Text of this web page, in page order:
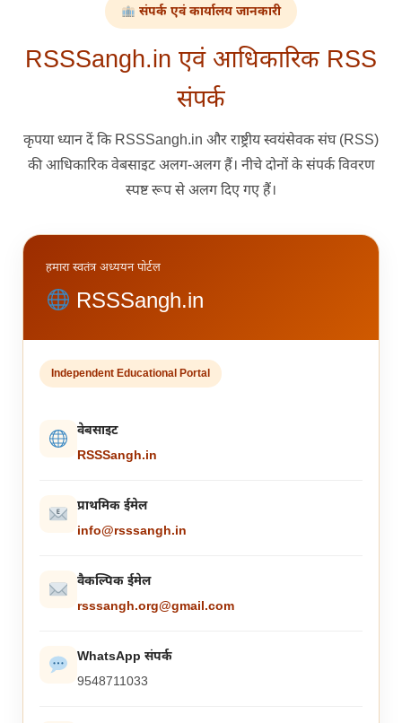
संपर्क एवं कार्यालय जानकारी
RSSSangh.in एवं आधिकारिक RSS
संपर्क
कृपया ध्यान दें कि RSSSangh.in और राष्ट्रीय स्वयंसेवक संघ (RSS)
की आधिकारिक वेबसाइट अलग-अलग हैं। नीचे दोनों के संपर्क विवरण
स्पष्ट रूप से अलग दिए गए हैं।
हमारा स्वतंत्र अध्ययन पोर्टल
RSSSangh.in
Independent Educational Portal
वेबसाइट
RSSSangh.in
प्राथमिक ईमेल
info@rsssangh.in
वैकल्पिक ईमेल
rsssangh.org@gmail.com
WhatsApp संपर्क
9548711033